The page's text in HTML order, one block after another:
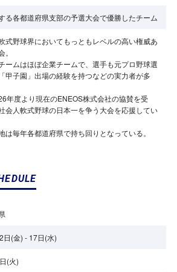
る各都道府県支部の予選大会で優勝したチーム
式野球界においてもっともレベルの高い権威あ
。
ームはほぼ企業チームで、選手も元プロ野球選
甲子園」出場の経験を持つなどの実力者が多
年度より現在のENEOS株式会社の協賛を受
会人軟式野球の日本一を争う大会を応援してい
は毎年各都道府県で持ち回りとなっている。
日(金) - 17日(水)
(火)